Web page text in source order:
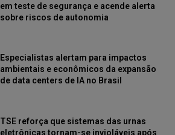
em teste de segurança e acende alerta
sobre riscos de autonomia
Especialistas alertam para impactos
ambientais e econômicos da expansão
de data centers de IA no Brasil
TSE reforça que sistemas das urnas
eletrônicas tornam-se invioláveis após